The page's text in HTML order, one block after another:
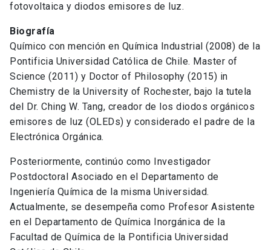
fotovoltaica y diodos emisores de luz.
Biografía
Químico con mención en Química Industrial (2008) de la
Pontificia Universidad Católica de Chile. Master of
Science (2011) y Doctor of Philosophy (2015) in
Chemistry de la University of Rochester, bajo la tutela
del Dr. Ching W. Tang, creador de los diodos orgánicos
emisores de luz (OLEDs) y considerado el padre de la
Electrónica Orgánica.
Posteriormente, continúo como Investigador
Postdoctoral Asociado en el Departamento de
Ingeniería Química de la misma Universidad.
Actualmente, se desempeña como Profesor Asistente
en el Departamento de Química Inorgánica de la
Facultad de Química de la Pontificia Universidad